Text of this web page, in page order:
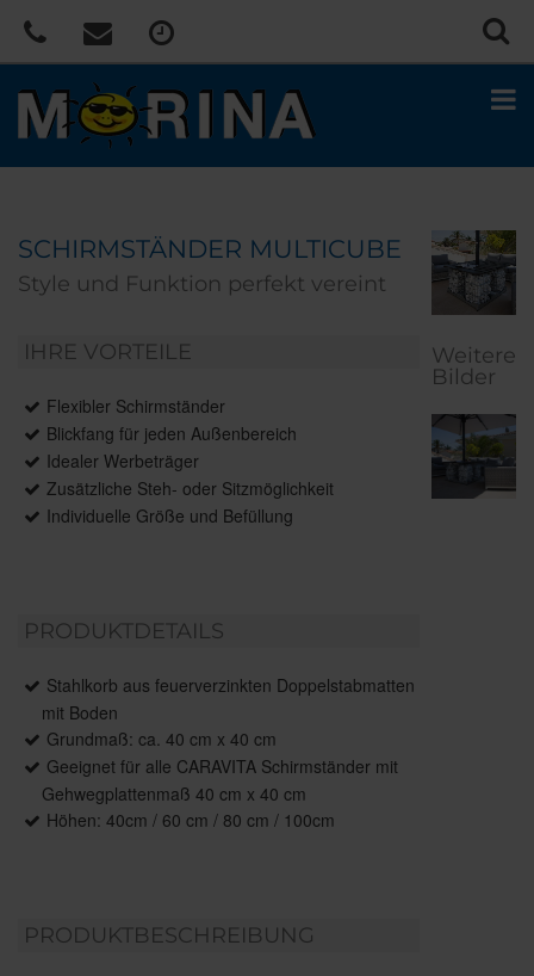
SCHIRMSTÄNDER MULTICUBE
Style und Funktion perfekt vereint
IHRE VORTEILE
Flexibler Schirmständer
Blickfang für jeden Außenbereich
Idealer Werbeträger
Zusätzliche Steh- oder Sitzmöglichkeit
Individuelle Größe und Befüllung
PRODUKTDETAILS
Stahlkorb aus feuerverzinkten Doppelstabmatten
mit Boden
Grundmaß: ca. 40 cm x 40 cm
Geeignet für alle CARAVITA Schirmständer mit
Gehwegplattenmaß 40 cm x 40 cm
Höhen: 40cm / 60 cm / 80 cm / 100cm
PRODUKTBESCHREIBUNG
Weitere
Bilder